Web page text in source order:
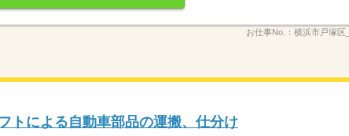
お仕事No.： 横浜市戸塚区
トによる自動車部品の運搬、仕分け